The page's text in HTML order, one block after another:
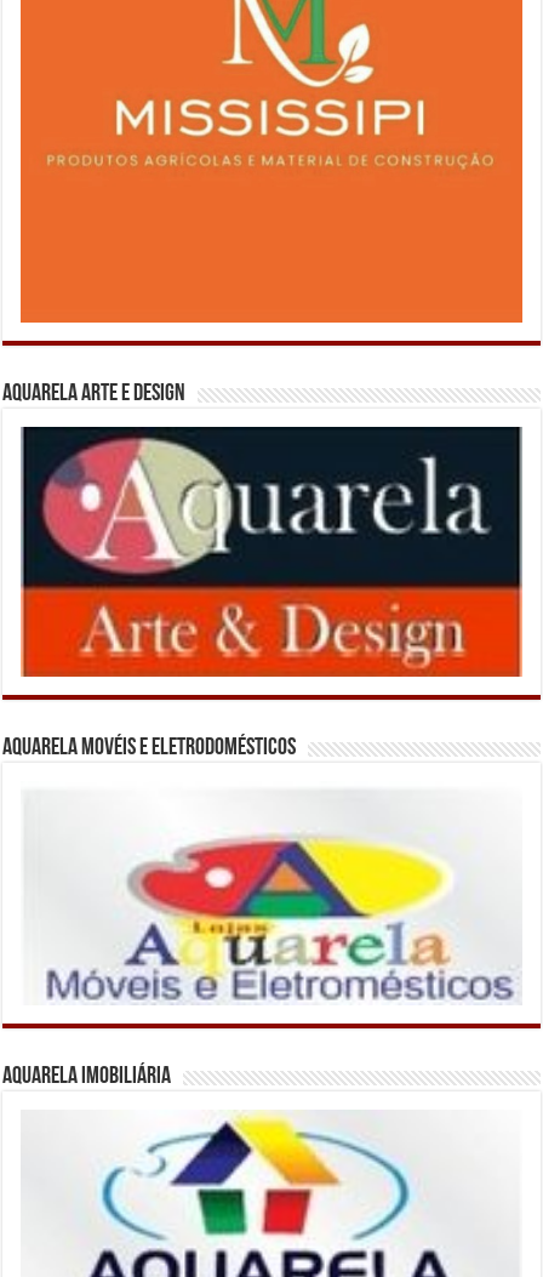
Aquarela Arte e Design
Aquarela Movéis e Eletrodomésticos
Aquarela Imobiliária